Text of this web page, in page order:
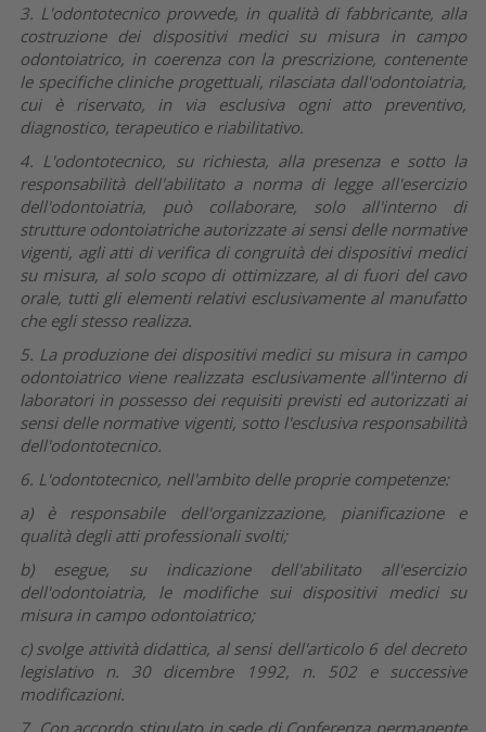
3. L'odontotecnico provvede, in qualità di fabbricante, alla
costruzione dei dispositivi medici su misura in campo
odontoiatrico, in coerenza con la prescrizione, contenente
le specifiche cliniche progettuali, rilasciata dall'odontoiatria,
cui è riservato, in via esclusiva ogni atto preventivo,
diagnostico, terapeutico e riabilitativo.
4. L'odontotecnico, su richiesta, alla presenza e sotto la
responsabilità dell'abilitato a norma di legge all'esercizio
dell'odontoiatria, può collaborare, solo all'interno di
strutture odontoiatriche autorizzate ai sensi delle normative
vigenti, agli atti di verifica di congruità dei dispositivi medici
su misura, al solo scopo di ottimizzare, al di fuori del cavo
orale, tutti gli elementi relativi esclusivamente al manufatto
che egli stesso realizza.
5. La produzione dei dispositivi medici su misura in campo
odontoiatrico viene realizzata esclusivamente all'interno di
laboratori in possesso dei requisiti previsti ed autorizzati ai
sensi delle normative vigenti, sotto l'esclusiva responsabilità
dell'odontotecnico.
6. L'odontotecnico, nell'ambito delle proprie competenze:
a) è responsabile dell'organizzazione, pianificazione e
qualità degli atti professionali svolti;
b) esegue, su indicazione dell'abilitato all'esercizio
dell'odontoiatria, le modifiche sui dispositivi medici su
misura in campo odontoiatrico;
c) svolge attività didattica, al sensi dell'articolo 6 del decreto
legislativo n. 30 dicembre 1992, n. 502 e successive
modificazioni.
7. Con accordo stipulato in sede di Conferenza permanente